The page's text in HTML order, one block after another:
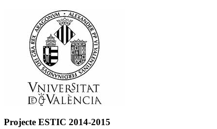
Projecte ESTIC 2014-2015